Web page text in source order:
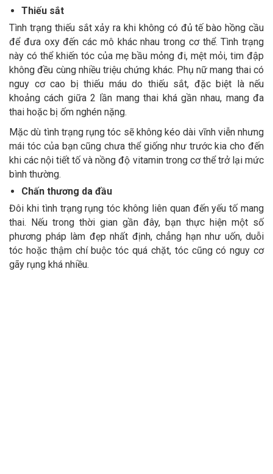
Thiếu sắt
Tình trạng thiếu sắt xảy ra khi không có đủ tế bào hồng cầu
để đưa oxy đến các mô khác nhau trong cơ thể. Tình trạng
này có thể khiến tóc của mẹ bầu mỏng đi, mệt mỏi, tim đập
không đều cùng nhiều triệu chứng khác. Phụ nữ mang thai có
nguy cơ cao bị thiếu máu do thiếu sắt, đặc biệt là nếu
khoảng cách giữa 2 lần mang thai khá gần nhau, mang đa
thai hoặc bị ốm nghén nặng.
Mặc dù tình trạng rụng tóc sẽ không kéo dài vĩnh viễn nhưng
mái tóc của bạn cũng chưa thể giống như trước kia cho đến
khi các nội tiết tố và nồng độ vitamin trong cơ thể trở lại mức
bình thường.
Chấn thương da đầu
Đôi khi tình trạng rụng tóc không liên quan đến yếu tố mang
thai. Nếu trong thời gian gần đây, bạn thực hiện một số
phương pháp làm đẹp nhất định, chẳng hạn như uốn, duỗi
tóc hoặc thậm chí buộc tóc quá chặt, tóc cũng có nguy cơ
gãy rụng khá nhiều.